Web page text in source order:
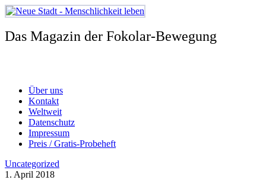
Zum
Inhalt
springen
Das Magazin der Fokolar-Bewegung
Über uns
Kontakt
Weltweit
Datenschutz
Impressum
Preis / Gratis-Probeheft
Uncategorized
1. April 2018